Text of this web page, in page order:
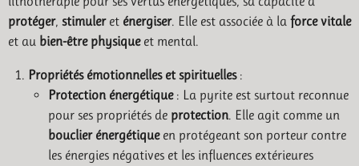
protéger, stimuleret énergiser. Elle est associée à la force vitale
et au bien-être physiqueet mental.
Propriétés émotionnelles et spirituelles:
Protection énergétique: La pyrite est surtout reconnue
pour ses propriétés de protection. Elle agit comme un
bouclier énergétiqueen protégeant son porteur contre
les énergies négatives et les influences extérieures